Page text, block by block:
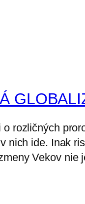
rozličných
nich ide. Inak
Vekov